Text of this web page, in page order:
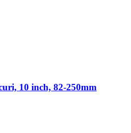
10 inch, 82-250mm